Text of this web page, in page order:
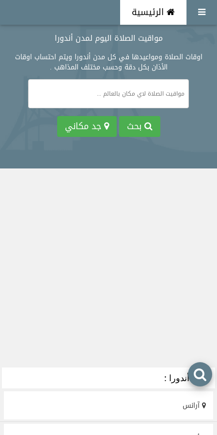
الرئيسية
مواقيت الصلاة اليوم لمدن أندورا
اوقات الصلاة ومواعيدها في كل مدن أندورا ويتم احتساب اوقات
الأذان بكل دقة وحسب مختلف المذاهب .
بحث جد مكاني
مدن أندورا :
آرانس